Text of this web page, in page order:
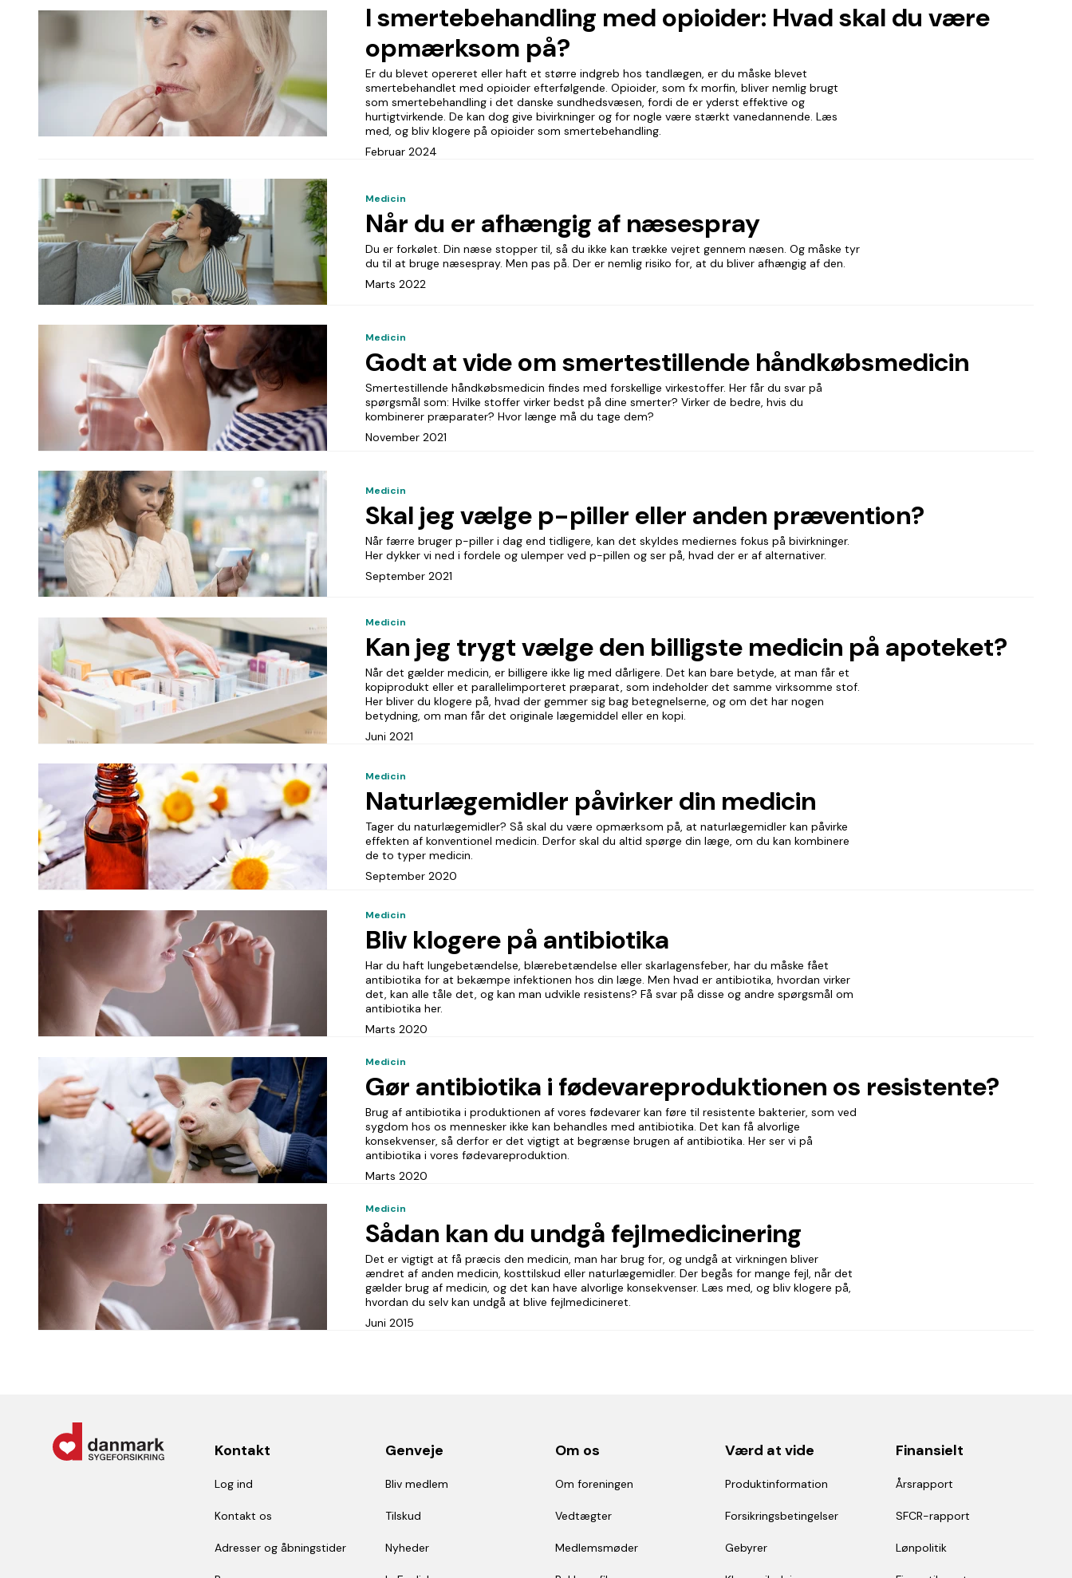
I smertebehandling med opioider: Hvad skal du være
opmærksom på?
Er du blevet opereret eller haft et større indgreb hos tandlægen, er du måske blevet
smertebehandlet med opioider efterfølgende. Opioider, som fx morfin, bliver nemlig brugt
som smertebehandling i det danske sundhedsvæsen, fordi de er yderst effektive og
hurtigtvirkende. De kan dog give bivirkninger og for nogle være stærkt vanedannende. Læs
med, og bliv klogere på opioider som smertebehandling.
Februar 2024
Medicin
Når du er afhængig af næsespray
Du er forkølet. Din næse stopper til, så du ikke kan trække vejret gennem næsen. Og måske tyr
du til at bruge næsespray. Men pas på. Der er nemlig risiko for, at du bliver afhængig af den.
Marts 2022
Medicin
Godt at vide om smertestillende håndkøbsmedicin
Smertestillende håndkøbsmedicin findes med forskellige virkestoffer. Her får du svar på
spørgsmål som: Hvilke stoffer virker bedst på dine smerter? Virker de bedre, hvis du
kombinerer præparater? Hvor længe må du tage dem?
November 2021
Medicin
Skal jeg vælge p-piller eller anden prævention?
Når færre bruger p-piller i dag end tidligere, kan det skyldes mediernes fokus på bivirkninger.
Her dykker vi ned i fordele og ulemper ved p-pillen og ser på, hvad der er af alternativer.
September 2021
Medicin
Kan jeg trygt vælge den billigste medicin på apoteket?
Når det gælder medicin, er billigere ikke lig med dårligere. Det kan bare betyde, at man får et
kopiprodukt eller et parallelimporteret præparat, som indeholder det samme virksomme stof.
Her bliver du klogere på, hvad der gemmer sig bag betegnelserne, og om det har nogen
betydning, om man får det originale lægemiddel eller en kopi.
Juni 2021
Medicin
Naturlægemidler påvirker din medicin
Tager du naturlægemidler? Så skal du være opmærksom på, at naturlægemidler kan påvirke
effekten af konventionel medicin. Derfor skal du altid spørge din læge, om du kan kombinere
de to typer medicin.
September 2020
Medicin
Bliv klogere på antibiotika
Har du haft lungebetændelse, blærebetændelse eller skarlagensfeber, har du måske fået
antibiotika for at bekæmpe infektionen hos din læge. Men hvad er antibiotika, hvordan virker
det, kan alle tåle det, og kan man udvikle resistens? Få svar på disse og andre spørgsmål om
antibiotika her.
Marts 2020
Medicin
Gør antibiotika i fødevareproduktionen os resistente?
Brug af antibiotika i produktionen af vores fødevarer kan føre til resistente bakterier, som ved
sygdom hos os mennesker ikke kan behandles med antibiotika. Det kan få alvorlige
konsekvenser, så derfor er det vigtigt at begrænse brugen af antibiotika. Her ser vi på
antibiotika i vores fødevareproduktion.
Marts 2020
Medicin
Sådan kan du undgå fejlmedicinering
Det er vigtigt at få præcis den medicin, man har brug for, og undgå at virkningen bliver
ændret af anden medicin, kosttilskud eller naturlægemidler. Der begås for mange fejl, når det
gælder brug af medicin, og det kan have alvorlige konsekvenser. Læs med, og bliv klogere på,
hvordan du selv kan undgå at blive fejlmedicineret.
Juni 2015
Kontakt
Log ind
Kontakt os
Adresser og åbningstider
Genveje
Bliv medlem
Tilskud
Nyheder
Om os
Om foreningen
Vedtægter
Medlemsmøder
Værd at vide
Produktinformation
Forsikringsbetingelser
Gebyrer
Finansielt
Årsrapport
SFCR-rapport
Lønpolitik